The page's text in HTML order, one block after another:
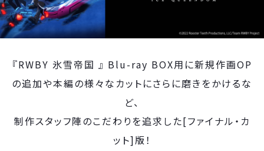
『RWBY 氷雪帝国 』 Blu-ray BOX用に新規作画OP
の追加や本編の様々なカットにさらに磨きをかけるな
ど、
制作スタッフ陣のこだわりを追求した[ファイナル・カ
ット]版！